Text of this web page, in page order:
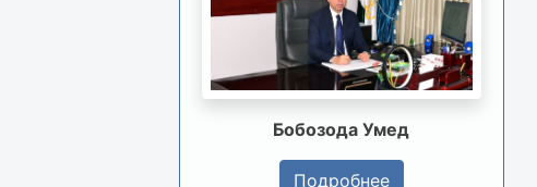
Бобозода Умед
Подробнее